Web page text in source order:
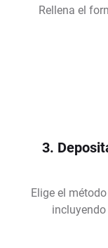
Rellena el
3.
Elige el